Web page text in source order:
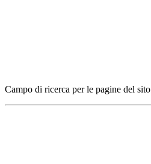
Campo di ricerca per le pagine del sito